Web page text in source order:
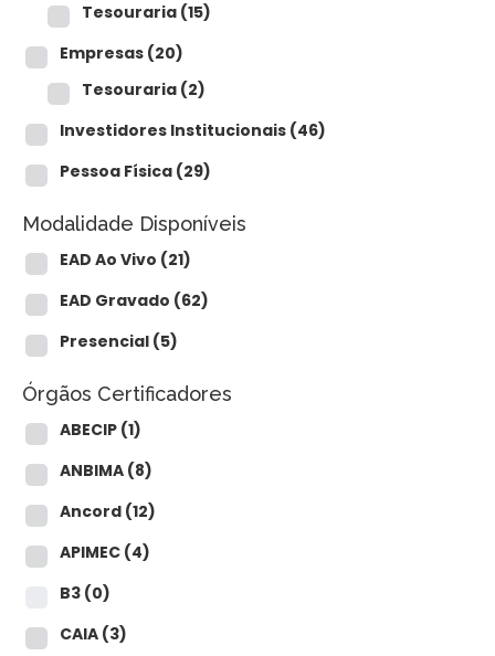
Tesouraria (15)
Empresas (20)
Tesouraria (2)
Investidores Institucionais (46)
Pessoa Física (29)
Modalidade Disponíveis
EAD Ao Vivo (21)
EAD Gravado (62)
Presencial (5)
Órgãos Certificadores
ABECIP (1)
ANBIMA (8)
Ancord (12)
APIMEC (4)
B3 (0)
CAIA (3)